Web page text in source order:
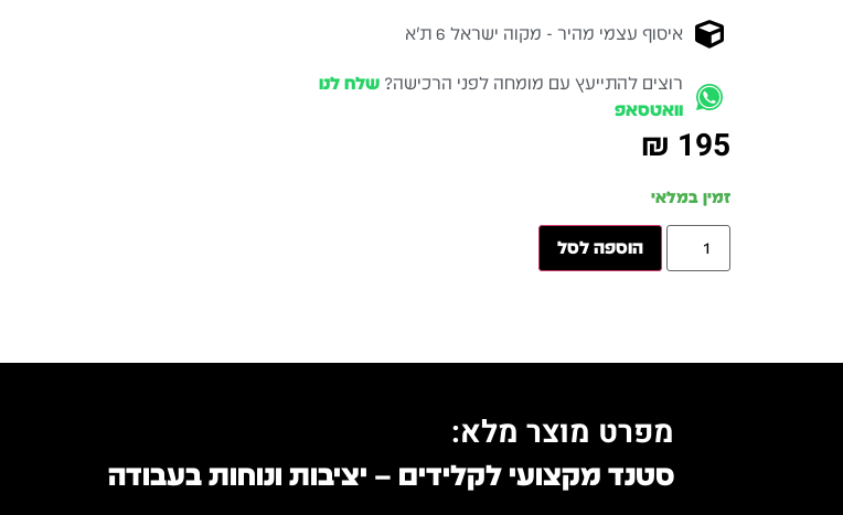
איסוף עצמי מהיר - מקוה ישראל 6 ת״א
רוצים להתייעץ עם מומחה לפני הרכישה?שלח לנו
וואטסאפ
₪ 195
זמין במלאי
הוספה לסל
מפרט מוצר מלא:
סטנד מקצועי לקלידים – יציבות ונוחות בעבודה